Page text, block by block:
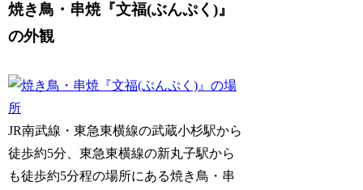
焼き鳥・串焼『文福(ぶんぷく)』
の外観
JR南武線・東急東横線の武蔵小杉駅から
徒歩約5分、東急東横線の新丸子駅から
も徒歩約5分程の場所にある焼き鳥・串